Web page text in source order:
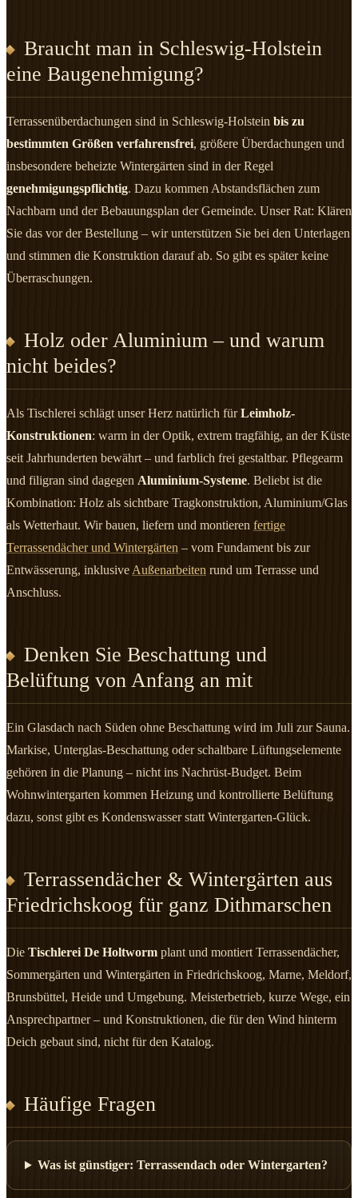
Braucht man in Schleswig-Holstein
eine Baugenehmigung?
Terrassenüberdachungen sind in Schleswig-Holstein bis zu
bestimmten Größen verfahrensfrei, größere Überdachungen und
insbesondere beheizte Wintergärten sind in der Regel
genehmigungspflichtig. Dazu kommen Abstandsflächen zum
Nachbarn und der Bebauungsplan der Gemeinde. Unser Rat: Klären
Sie das vor der Bestellung – wir unterstützen Sie bei den Unterlagen
und stimmen die Konstruktion darauf ab. So gibt es später keine
Überraschungen.
Holz oder Aluminium – und warum
nicht beides?
Als Tischlerei schlägt unser Herz natürlich fürLeimholz-
Konstruktionen: warm in der Optik, extrem tragfähig, an der Küste
seit Jahrhunderten bewährt – und farblich frei gestaltbar. Pflegearm
und filigran sind dagegen Aluminium-Systeme. Beliebt ist die
Kombination: Holz als sichtbare Tragkonstruktion, Aluminium/Glas
als Wetterhaut. Wir bauen, liefern und montieren fertige
Terrassendächer und Wintergärten – vom Fundament bis zur
Entwässerung, inklusive Außenarbeiten rund um Terrasse und
Anschluss.
Denken Sie Beschattung und
Belüftung von Anfang an mit
Ein Glasdach nach Süden ohne Beschattung wird im Juli zur Sauna.
Markise, Unterglas-Beschattung oder schaltbare Lüftungselemente
gehören in die Planung – nicht ins Nachrüst-Budget. Beim
Wohnwintergarten kommen Heizung und kontrollierte Belüftung
dazu, sonst gibt es Kondenswasser statt Wintergarten-Glück.
Terrassendächer & Wintergärten aus
Friedrichskoog für ganz Dithmarschen
Die Tischlerei De Holtworm plant und montiert Terrassendächer,
Sommergärten und Wintergärten in Friedrichskoog, Marne, Meldorf,
Brunsbüttel, Heide und Umgebung. Meisterbetrieb, kurze Wege, ein
Ansprechpartner – und Konstruktionen, die für den Wind hinterm
Deich gebaut sind, nicht für den Katalog.
Häufige Fragen
Was ist günstiger: Terrassendach oder Wintergarten?